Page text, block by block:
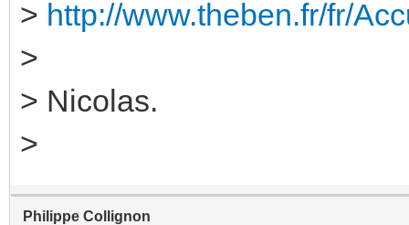
> http://www.theben.fr/fr/
>
> Nicolas.
>
Philippe Collignon